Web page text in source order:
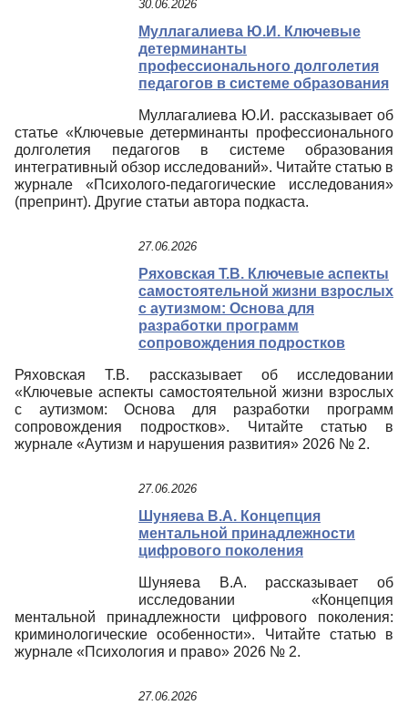
30.06.2026
Муллагалиева Ю.И. Ключевые
детерминанты
профессионального долголетия
педагогов в системе образования
Муллагалиева Ю.И. рассказывает об
статье «Ключевые детерминанты профессионального
долголетия педагогов в системе образования
интегративный обзор исследований». Читайте статью в
журнале «Психолого-педагогические исследования»
(препринт). Другие статьи автора подкаста.
27.06.2026
Ряховская Т.В. Ключевые аспекты
самостоятельной жизни взрослых
с аутизмом: Основа для
разработки программ
сопровождения подростков
Ряховская Т.В. рассказывает об исследовании
«Ключевые аспекты самостоятельной жизни взрослых
с аутизмом: Основа для разработки программ
сопровождения подростков». Читайте статью в
журнале «Аутизм и нарушения развития» 2026 № 2.
27.06.2026
Шуняева В.А. Концепция
ментальной принадлежности
цифрового поколения
Шуняева В.А. рассказывает об
исследовании «Концепция
ментальной принадлежности цифрового поколения:
криминологические особенности». Читайте статью в
журнале «Психология и право» 2026 № 2.
27.06.2026